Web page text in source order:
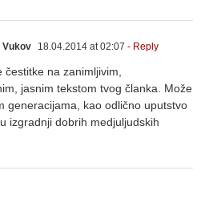
Vukov 18.04.2014 at 02:07 - Reply
čestitke na zanimljivim,
jasnim tekstom tvog članka. Može
generacijama, kao odlično uputstvo
izgradnji dobrih medjuljudskih